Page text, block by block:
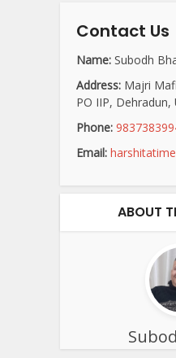
Contact Us
Name: Subodh
Address: Majri
PO IIP, Dehradun,
Phone:
Email:
ABOUT